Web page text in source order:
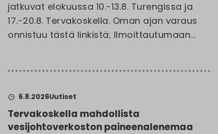
jatkuvat elokuussa 10.-13.8. Turengissa ja
17.-20.8. Tervakoskella. Oman ajan varaus
onnistuu tästä linkistä; Ilmoittautumaan...
6.8.2026Uutiset
Tervakoskella mahdollista
vesijohtoverkoston paineenalenemaa